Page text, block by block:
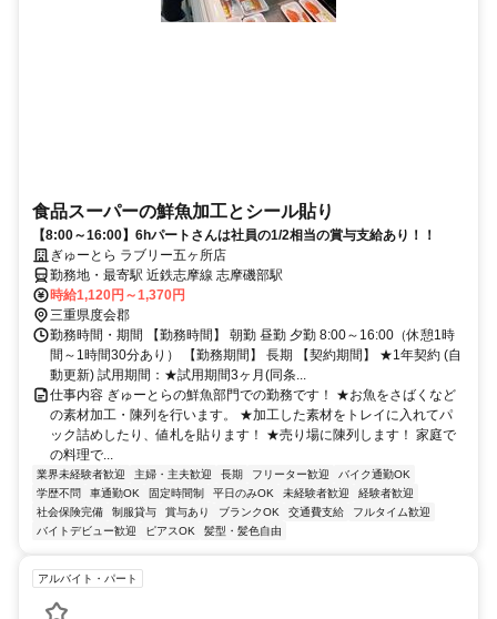
食品スーパーの鮮魚加工とシール貼り
【8:00～16:00】6hパートさんは社員の1/2相当の賞与支給あり！！
ぎゅーとら ラブリー五ヶ所店
勤務地・最寄駅 近鉄志摩線 志摩磯部駅
時給1,120円～1,370円
三重県度会郡
勤務時間・期間 【勤務時間】 朝勤 昼勤 夕勤 8:00～16:00（休憩1時
間～1時間30分あり） 【勤務期間】 長期 【契約期間】 ★1年契約 (自
動更新) 試用期間：★試用期間3ヶ月(同条...
仕事内容 ぎゅーとらの鮮魚部門での勤務です！ ★お魚をさばくなど
の素材加工・陳列を行います。 ★加工した素材をトレイに入れてパ
ック詰めしたり、値札を貼ります！ ★売り場に陳列します！ 家庭で
の料理で...
業界未経験者歓迎 主婦・主夫歓迎 長期 フリーター歓迎
バイク通勤OK
学歴不問
車通勤OK 固定時間制 平日のみOK 未経験者歓迎
経験者歓迎
社会保険完備
制服貸与 賞与あり ブランクOK 交通費支給
フルタイム歓迎
バイトデビュー歓迎
ピアスOK 髪型・髪色自由
アルバイト・パート